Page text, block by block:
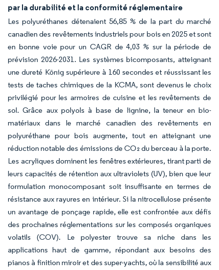
par la durabilité et la conformité réglementaire
Les polyuréthanes détenaient 56,85 % de la part du marché
canadien des revêtements industriels pour bois en 2025 et sont
en bonne voie pour un CAGR de 4,03 % sur la période de
prévision 2026-2031. Les systèmes bicomposants, atteignant
une dureté König supérieure à 160 secondes et réussissant les
tests de taches chimiques de la KCMA, sont devenus le choix
privilégié pour les armoires de cuisine et les revêtements de
sol. Grâce aux polyols à base de lignine, la teneur en bio-
matériaux dans le marché canadien des revêtements en
polyuréthane pour bois augmente, tout en atteignant une
réduction notable des émissions de CO₂ du berceau à la porte.
Les acryliques dominent les fenêtres extérieures, tirant parti de
leurs capacités de rétention aux ultraviolets (UV), bien que leur
formulation monocomposant soit insuffisante en termes de
résistance aux rayures en intérieur. Si la nitrocellulose présente
un avantage de ponçage rapide, elle est confrontée aux défis
des prochaines réglementations sur les composés organiques
volatils (COV). Le polyester trouve sa niche dans les
applications haut de gamme, répondant aux besoins des
pianos à finition miroir et des super-yachts, où la sensibilité aux